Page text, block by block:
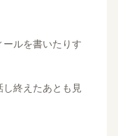
ルを書いたりす
終えたあとも見